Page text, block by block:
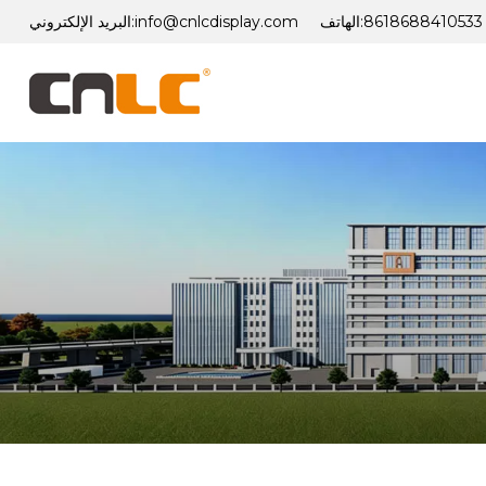
البريد الإلكتروني:info@cnlcdisplay.com الهاتف:8618688410533